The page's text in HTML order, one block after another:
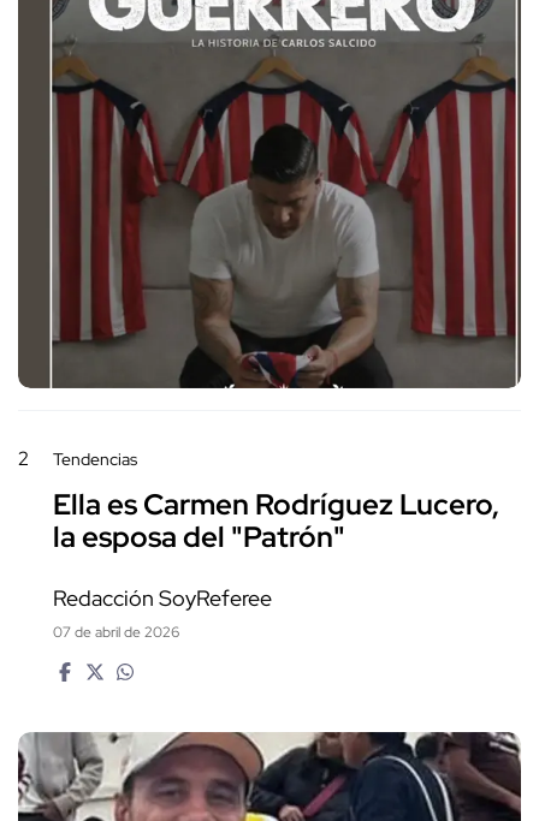
2 Tendencias
Ella es Carmen Rodríguez Lucero,
la esposa del "Patrón"
Redacción SoyReferee
07 de abril de 2026